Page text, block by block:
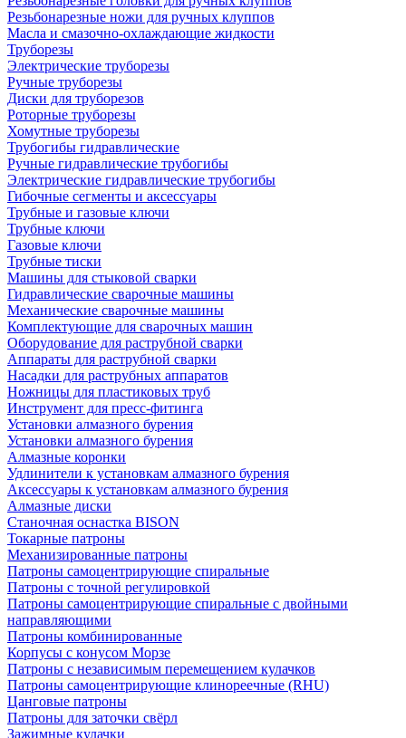
Резьбонарезные ножи для ручных клуппов
Масла и смазочно-охлаждающие жидкости
Труборезы
Электрические труборезы
Ручные труборезы
Диски для труборезов
Роторные труборезы
Хомутные труборезы
Трубогибы гидравлические
Ручные гидравлические трубогибы
Электрические гидравлические трубогибы
Гибочные сегменты и аксессуары
Трубные и газовые ключи
Трубные ключи
Газовые ключи
Трубные тиски
Машины для стыковой сварки
Гидравлические сварочные машины
Механические сварочные машины
Комплектующие для сварочных машин
Оборудование для раструбной сварки
Аппараты для раструбной сварки
Насадки для раструбных аппаратов
Ножницы для пластиковых труб
Инструмент для пресс-фитинга
Установки алмазного бурения
Установки алмазного бурения
Алмазные коронки
Удлинители к установкам алмазного бурения
Аксессуары к установкам алмазного бурения
Алмазные диски
Станочная оснастка BISON
Токарные патроны
Механизированные патроны
Патроны самоцентрирующие спиральные
Патроны с точной регулировкой
Патроны самоцентрирующие спиральные с двойными
направляющими
Патроны комбинированные
Корпусы с конусом Морзе
Патроны с независимым перемещением кулачков
Патроны самоцентрирующие клинореечные (RHU)
Цанговые патроны
Патроны для заточки свёрл
Зажимные кулачки